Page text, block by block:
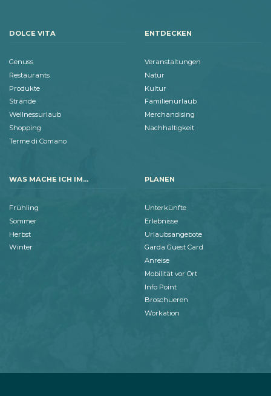
DOLCE VITA
Genuss
Restaurants
Produkte
Strände
Wellnessurlaub
Shopping
Terme di Comano
ENTDECKEN
Veranstaltungen
Natur
Kultur
Familienurlaub
Merchandising
Nachhaltigkeit
WAS MACHE ICH IM...
Frühling
Sommer
Herbst
Winter
PLANEN
Unterkünfte
Erlebnisse
Urlaubsangebote
Garda Guest Card
Anreise
Mobilität vor Ort
Info Point
Broschueren
Workation